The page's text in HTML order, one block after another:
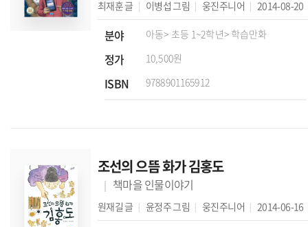
최재훈글 이병섭그림 웅진주니어 2014-08-20
분야 아동> 초등 1~2학년> 학습만화
정가 10,500원
ISBN 9788901165912
조선의 으뜸 화가 김홍도
책마을 인물이야기
원재길 글 윤정주그림 웅진주니어 2014-06-16